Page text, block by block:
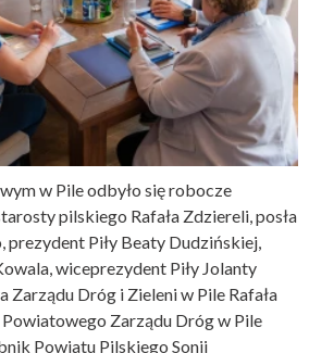
w Pile odbyło się robocze
pilskiego Rafała Zdziereli, posła
prezydent Piły Beaty Dudzińskiej,
wiceprezydent Piły Jolanty
Zarządu Dróg i Zieleni w Pile Rafała
Zarządu Dróg w Pile
Powiatu Pilskiego Sonii